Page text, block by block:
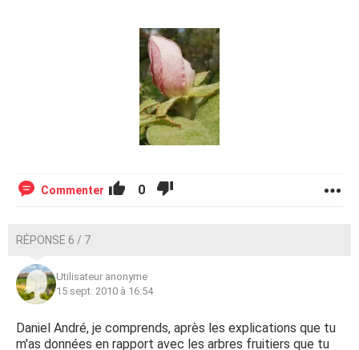
Commenter 0
RÉPONSE 6 / 7
Utilisateur anonyme
15 sept. 2010 à 16:54
Daniel André, je comprends, après les explications que tu
m'as données en rapport avec les arbres fruitiers que tu